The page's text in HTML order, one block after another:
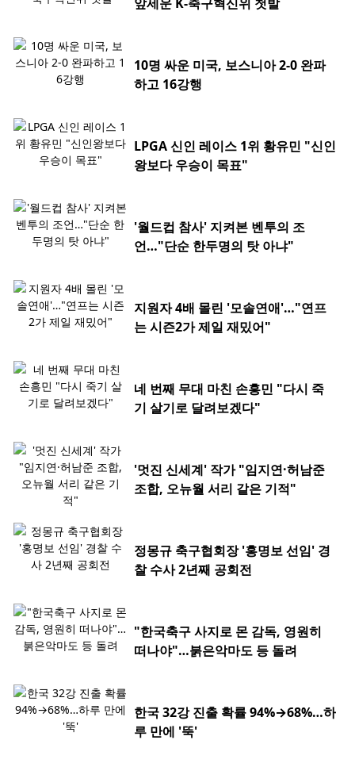
앞세운 K-축구혁신위 첫발
10명 싸운 미국, 보스니아 2-0 완파
하고 16강행
LPGA 신인 레이스 1위 황유민 "신인
왕보다 우승이 목표"
'월드컵 참사' 지켜본 벤투의 조
언…"단순 한두명의 탓 아냐"
지원자 4배 몰린 '모솔연애'…"연프
는 시즌2가 제일 재밌어"
네 번째 무대 마친 손흥민 "다시 죽
기 살기로 달려보겠다"
'멋진 신세계' 작가 "임지연·허남준
조합, 오뉴월 서리 같은 기적"
정몽규 축구협회장 '홍명보 선임' 경
찰 수사 2년째 공회전
"한국축구 사지로 몬 감독, 영원히
떠나야"…붉은악마도 등 돌려
한국 32강 진출 확률 94%→68%…하
루 만에 '뚝'